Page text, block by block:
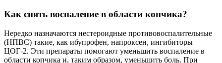
Как снять воспаление в области копчика?
Нередко назначаются нестероидные противовоспалительные
(НПВС) такие, как ибупрофен, напроксен, ингибиторы
ЦОГ-2. Эти препараты помогают уменьшить воспаление в
области копчика и, таким образом, уменьшить боль. При